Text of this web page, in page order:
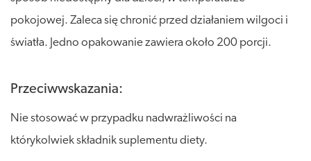
pokojowej. Zaleca się chronić przed działaniem wilgoci i
światła. Jedno opakowanie zawiera około 200 porcji.
Przeciwwskazania:
Nie stosować w przypadku nadwrażliwości na
którykolwiek składnik suplementu diety.